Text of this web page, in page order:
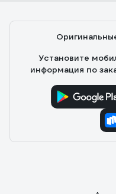
Установите
информация по